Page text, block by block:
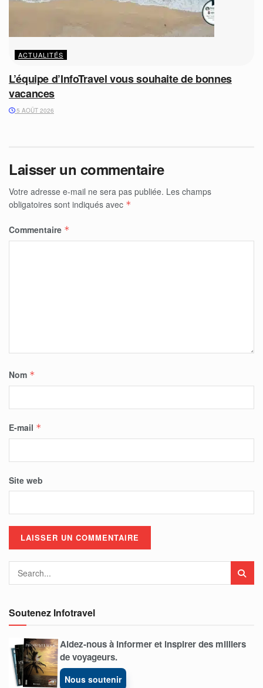
ACTUALITÉS
L’équipe d’InfoTravel vous souhaite de bonnes
vacances
5 AOÛT 2026
Laisser un commentaire
Votre adresse e-mail ne sera pas publiée. Les champs
obligatoires sont indiqués avec *
Commentaire *
Nom *
E-mail *
Site web
Soutenez Infotravel
Aidez-nous à informer et inspirer des milliers
de voyageurs.
Nous soutenir